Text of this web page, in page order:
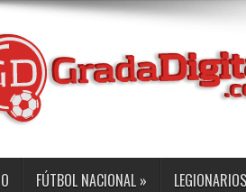
FÚTBOL NACIONAL » LEGIONARIOS